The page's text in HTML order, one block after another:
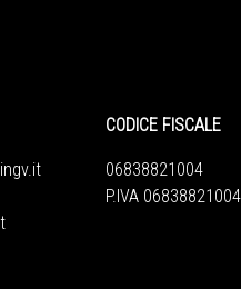
CODICE FISCALE
06838821004
P.IVA 06838821004